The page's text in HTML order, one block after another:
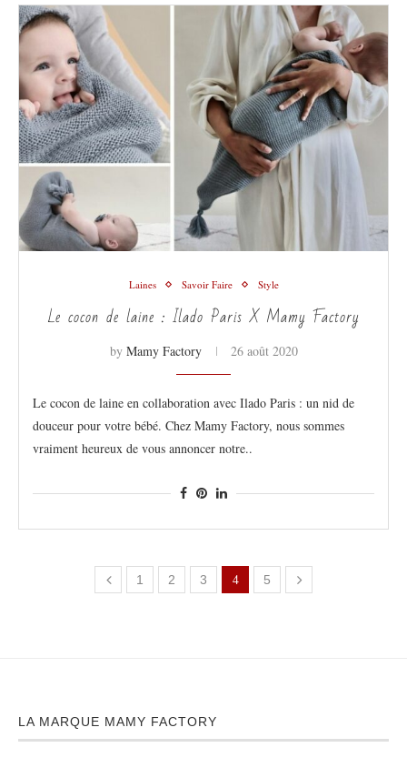
Laines Savoir Faire Style
Le cocon de laine : Ilado Paris X Mamy Factory
by Mamy Factory 26 août 2020
Le cocon de laine en collaboration avec Ilado Paris : un nid de
douceur pour votre bébé. Chez Mamy Factory, nous sommes
vraiment heureux de vous annoncer notre..
1 2 3 4 5
LA MARQUE MAMY FACTORY